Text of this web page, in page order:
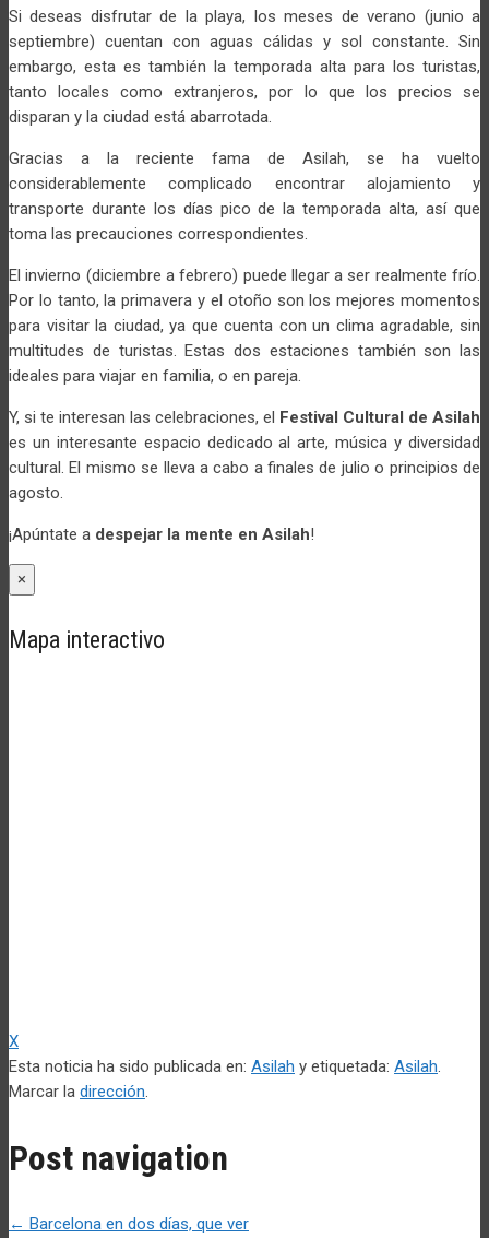
Si deseas disfrutar de la playa, los meses de verano (junio a
septiembre) cuentan con aguas cálidas y sol constante. Sin
embargo, esta es también la temporada alta para los turistas,
tanto locales como extranjeros, por lo que los precios se
disparan y la ciudad está abarrotada.
Gracias a la reciente fama de Asilah, se ha vuelto
considerablemente complicado encontrar alojamiento y
transporte durante los días pico de la temporada alta, así que
toma las precauciones correspondientes.
El invierno (diciembre a febrero) puede llegar a ser realmente frío.
Por lo tanto, la primavera y el otoño son los mejores momentos
para visitar la ciudad, ya que cuenta con un clima agradable, sin
multitudes de turistas. Estas dos estaciones también son las
ideales para viajar en familia, o en pareja.
Y, si te interesan las celebraciones, el Festival Cultural de Asilah
es un interesante espacio dedicado al arte, música y diversidad
cultural. El mismo se lleva a cabo a finales de julio o principios de
agosto.
¡Apúntate a despejar la mente en Asilah!
×
Mapa interactivo
X
Esta noticia ha sido publicada en: Asilah y etiquetada: Asilah.
Marcar la dirección.
Post navigation
← Barcelona en dos días, que ver